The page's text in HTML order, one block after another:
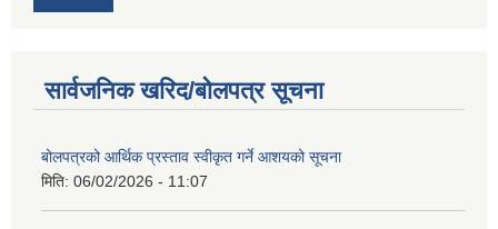
सार्वजनिक खरिद/बोलपत्र सूचना
बोलपत्रको आर्थिक प्रस्ताव स्वीकृत गर्ने आशयको सूचना
मिति: 06/02/2026 - 11:07